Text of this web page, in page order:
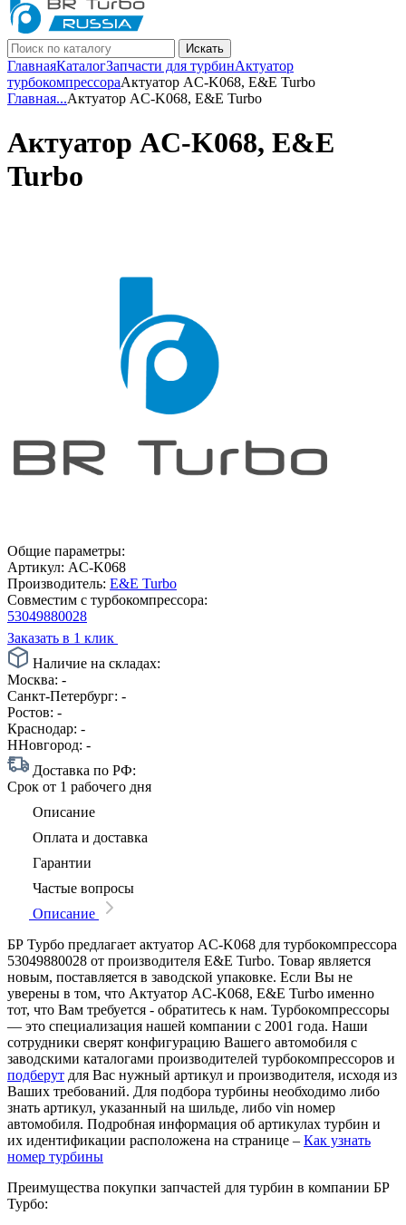
Искать
ГлавнаяКаталогЗапчасти для турбинАктуатор
турбокомпрессораАктуатор AC-K068, E&E Turbo
Главная...Актуатор AC-K068, E&E Turbo
Актуатор AC-K068, E&E
Turbo
Общие параметры:
Артикул: AC-K068
Производитель: E&E Turbo
Совместим с турбокомпрессора:
53049880028
Заказать в 1 клик
Наличие на складах:
Москва: -
Санкт-Петербург: -
Ростов: -
Краснодар: -
ННовгород: -
Доставка по РФ:
Срок от 1 рабочего дня
Описание
Оплата и доставка
Гарантии
Частые вопросы
Описание
БР Турбо предлагает актуатор AC-K068 для турбокомпрессора
53049880028 от производителя E&E Turbo. Товар является
новым, поставляется в заводской упаковке. Если Вы не
уверены в том, что Актуатор AC-K068, E&E Turbo именно
тот, что Вам требуется - обратитесь к нам. Турбокомпрессоры
— это специализация нашей компании с 2001 года. Наши
сотрудники сверят конфигурацию Вашего автомобиля с
заводскими каталогами производителей турбокомпрессоров и
подберут для Вас нужный артикул и производителя, исходя из
Ваших требований. Для подбора турбины необходимо либо
знать артикул, указанный на шильде, либо vin номер
автомобиля. Подробная информация об артикулах турбин и
их идентификации расположена на странице – Как узнать
номер турбины
Преимущества покупки запчастей для турбин в компании БР
Турбо: